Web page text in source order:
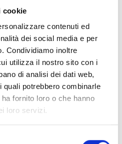
cookie
contenuti ed
dei social media e per
Condividiamo inoltre
utilizza il nostro sito con i
di analisi dei dati web,
potrebbero combinarle
fornito loro o che hanno
loro servizi.
M16 508
e acquistare, devi